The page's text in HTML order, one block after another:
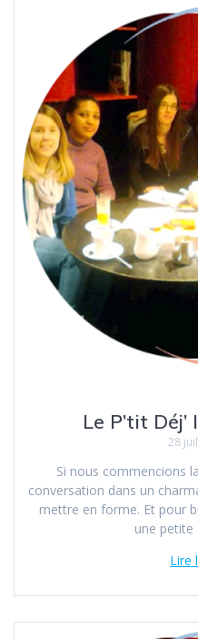
Le P’tit
28
Si nous commencions
conversation dans un
mettre en forme. Et pour
une
Lire